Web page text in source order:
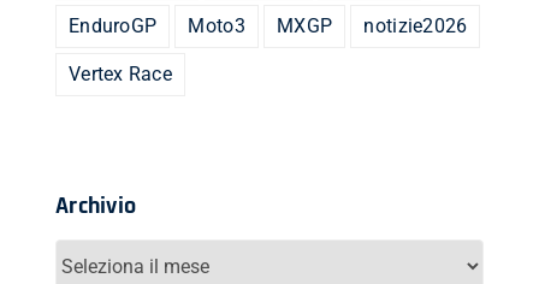
EnduroGP Moto3 MXGP notizie2026
Vertex Race
Archivio
Archivio